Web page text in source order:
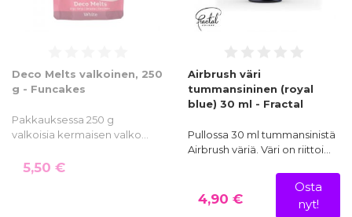
Deco Melts valkoinen, 250
g - Funcakes
Pakkauksessa 250 g
valkoisia kermaisen valko…
5,50 €
Airbrush väri
tummansininen (royal
blue) 30 ml - Fractal
Pullossa 30 ml tummansinistä
Airbrush väriä. Väri on riittoi…
4,90 €
Osta
nyt!